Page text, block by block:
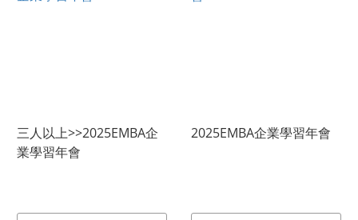
三人以上>>2025EMBA企
業學習年會
2025EMBA企業學習年會